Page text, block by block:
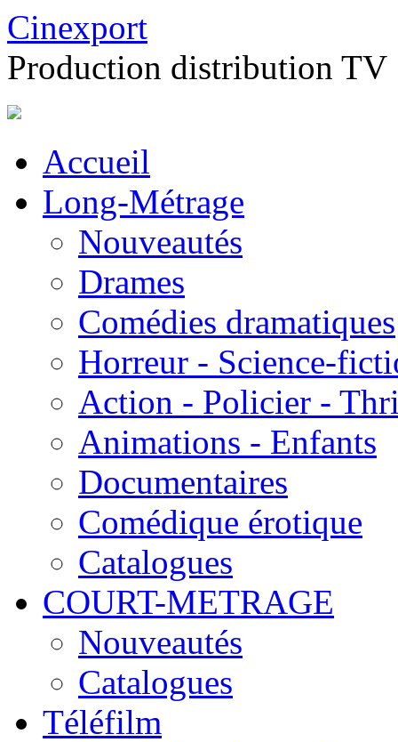
Cinexport
Production distribution TV
Accueil
Long-Métrage
Nouveautés
Drames
Comédies dramatiques
Horreur - Science-
Action - Policier -
Animations - Enfants
Documentaires
Comédique érotique
Catalogues
COURT-METRAGE
Nouveautés
Catalogues
Téléfilm